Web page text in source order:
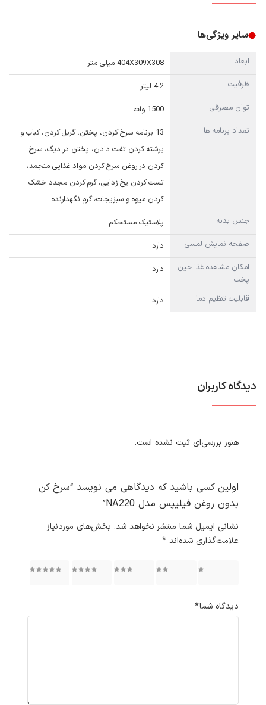
سایر ویژگی‌ها
ابعاد
404X309X308 میلی متر
ظرفیت
4.2 لیتر
توان مصرفی
1500 وات
تعداد برنامه ها
13 برنامه سرخ کردن، پختن، گریل کردن، کباب و
برشته کردن تفت دادن، پختن در دیگ، سرخ
کردن در روغن سرخ کردن مواد غذایی منجمد،
تست کردن یخ زدایی، گرم کردن مجدد خشک
کردن میوه و سبزیجات، گرم نگهدارنده
جنس بدنه
پلاستیک مستحکم
صفحه نمایش لمسی
دارد
امکان مشاهده غذا حین
پخت
دارد
قابلیت تنظیم دما دارد
دیدگاه کاربران
هنوز بررسی‌ای ثبت نشده است.
اولین کسی باشید که دیدگاهی می نویسد “سرخ کن
بدون روغن فیلیپس مدل NA220”
نشانی ایمیل شما منتشر نخواهد شد. بخش‌های موردنیاز
علامت‌گذاری شده‌اند *
۳ از ۵ ۴ از ۵ ۵ از ۵
دیدگاه شما*